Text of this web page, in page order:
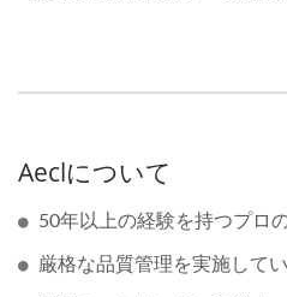
Aeclについて
50年以上の経験を持つプロ
厳格な品質管理を実施して